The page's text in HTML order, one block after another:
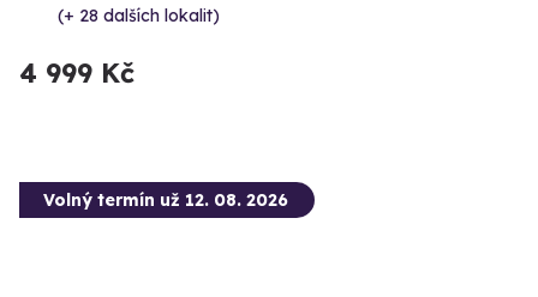
(+ 28 dalších lokalit)
4 999 Kč
Volný termín už 12. 08. 2026